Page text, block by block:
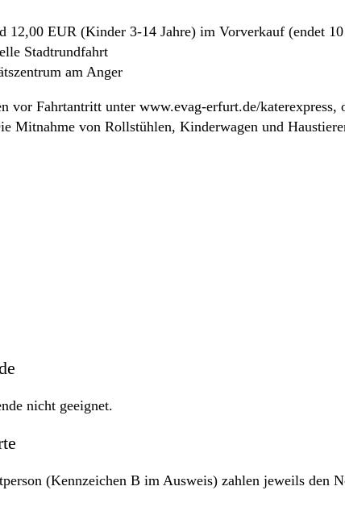
12,00 EUR (Kinder 3-14 Jahre) im Vorverkauf (endet
Stadtrundfahrt
am Anger
vor Fahrtantritt unter www.evag-erfurt.de/
Mitnahme von Rollstühlen, Kinderwagen und
nicht geeignet.
(Kennzeichen B im Ausweis) zahlen jeweils den